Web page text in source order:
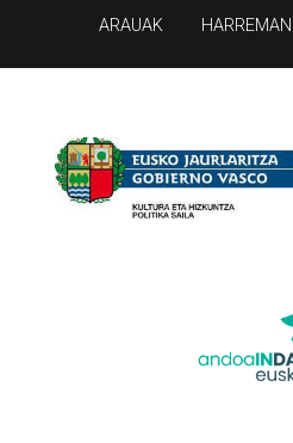
ARAUAK